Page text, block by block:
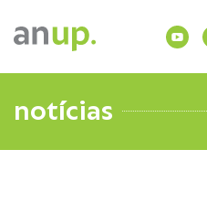
notícias